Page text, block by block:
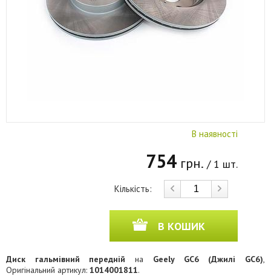
В наявності
754 грн. / 1 шт.
Кількість:
В КОШИК
Диск гальмівний передній на Geely GC6 (Джилі GC6),
Оригінальний артикул: 1014001811.